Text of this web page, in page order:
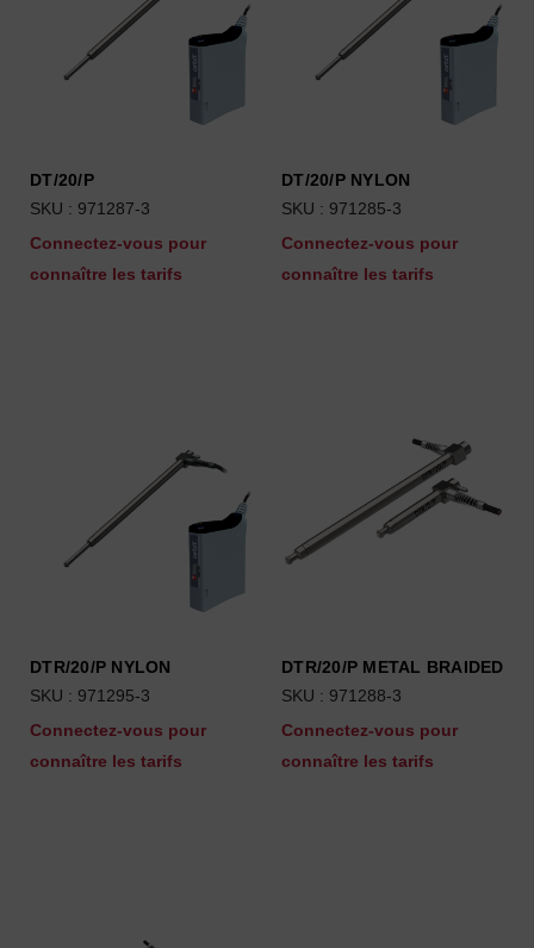
DT/20/P
SKU : 971287-3
Connectez-vous pour
connaître les tarifs
DT/20/P NYLON
SKU : 971285-3
Connectez-vous pour
connaître les tarifs
DTR/20/P NYLON
SKU : 971295-3
Connectez-vous pour
connaître les tarifs
DTR/20/P METAL BRAIDED
SKU : 971288-3
Connectez-vous pour
connaître les tarifs